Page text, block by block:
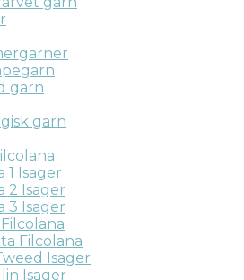
garn
garn
1 Isager
2 Isager
3 Isager
Filcolana
Isager
Isager